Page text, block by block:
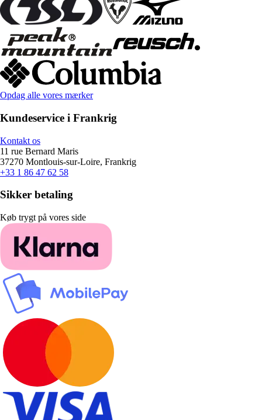
Opdag alle vores mærker
Kundeservice i Frankrig
Kontakt os
11 rue Bernard Maris
37270 Montlouis-sur-Loire, Frankrig
+33 1 86 47 62 58
Sikker betaling
Køb trygt på vores side